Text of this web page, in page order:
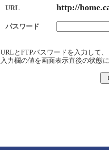
URL http://
パスワード
URLとFTPパスワードを入力して
入力欄の値を画面表示直後の状態